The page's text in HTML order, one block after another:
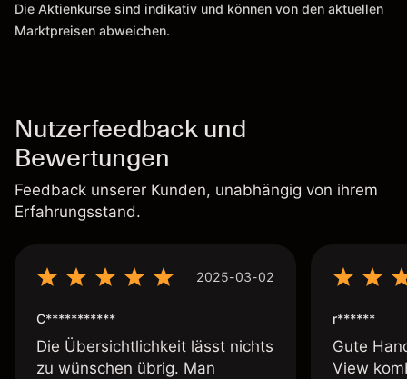
Die Aktienkurse sind indikativ und können von den aktuellen
Marktpreisen abweichen.
Nutzerfeedback und
Bewertungen
Feedback unserer Kunden, unabhängig von ihrem
Erfahrungsstand.
2025-03-02
C***********
Die Übersichtlichkeit lässt nichts
zu wünschen übrig. Man
r******
Gute
View